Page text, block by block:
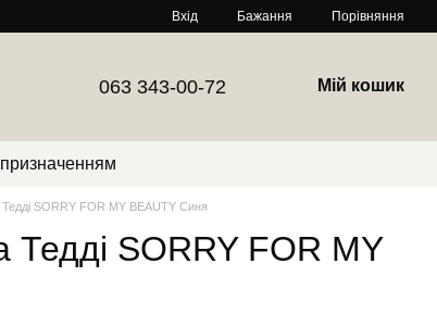
Вхід Бажання Порівняння
063 343-00-72 Мій кошик
SORRY FOR MY BEAUTY Синя
SORRY FOR MY